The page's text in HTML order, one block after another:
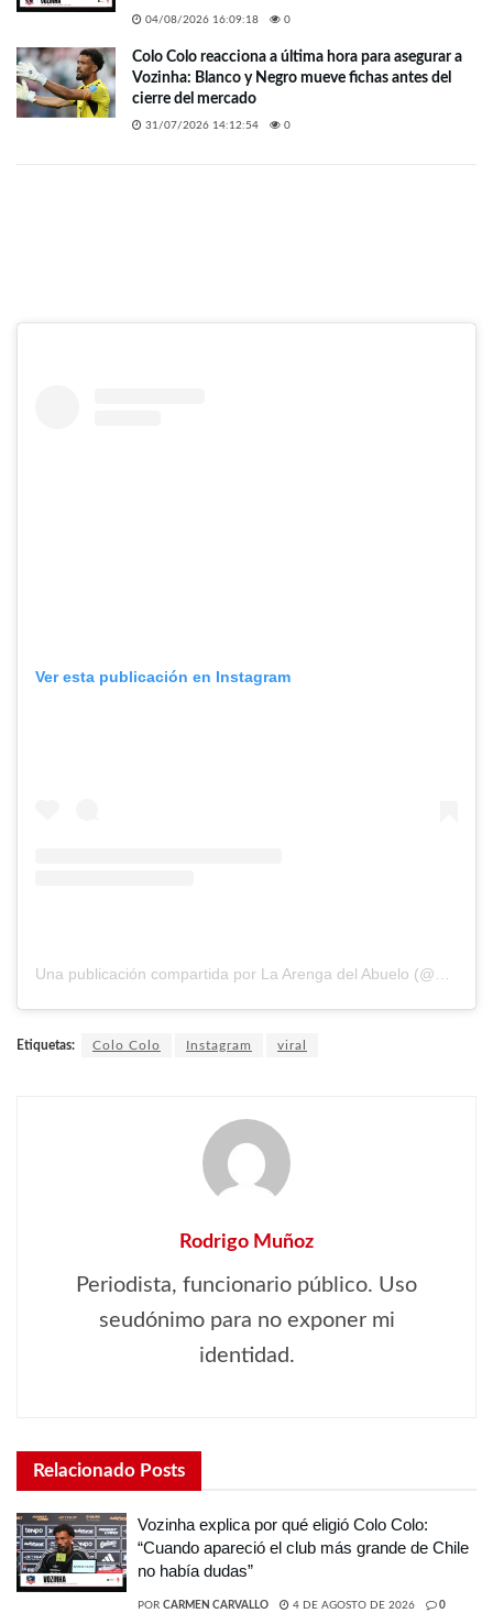
04/08/2026 16:09:18 0
Colo Colo reacciona a última hora para asegurar a
Vozinha: Blanco y Negro mueve fichas antes del
cierre del mercado
31/07/2026 14:12:54 0
Ver esta publicación en Instagram
Una publicación compartida por La Arenga del Abuelo (@arengadelabuelo)
Etiquetas: Colo Colo Instagram viral
Rodrigo Muñoz
Periodista, funcionario público. Uso
seudónimo para no exponer mi
identidad.
Relacionado Posts
Vozinha explica por qué eligió Colo Colo:
“Cuando apareció el club más grande de Chile
no había dudas”
POR CARMEN CARVALLO 4 DE AGOSTO DE 2026 0